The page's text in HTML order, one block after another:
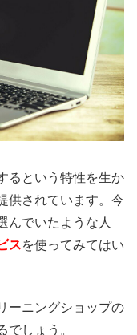
るという特性を生か
供されています。今
んでいたような人
スを使ってみてはい
ーニングショップの
でしょう。